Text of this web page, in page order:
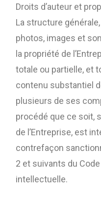
Droits d’auteur et
La structure
photos, images et
la propriété de
totale ou partielle, et
contenu substantiel
plusieurs de ses
procédé que ce soit,
de l’Entreprise, est
contrefaçon
2 et suivants du
intellectuelle.